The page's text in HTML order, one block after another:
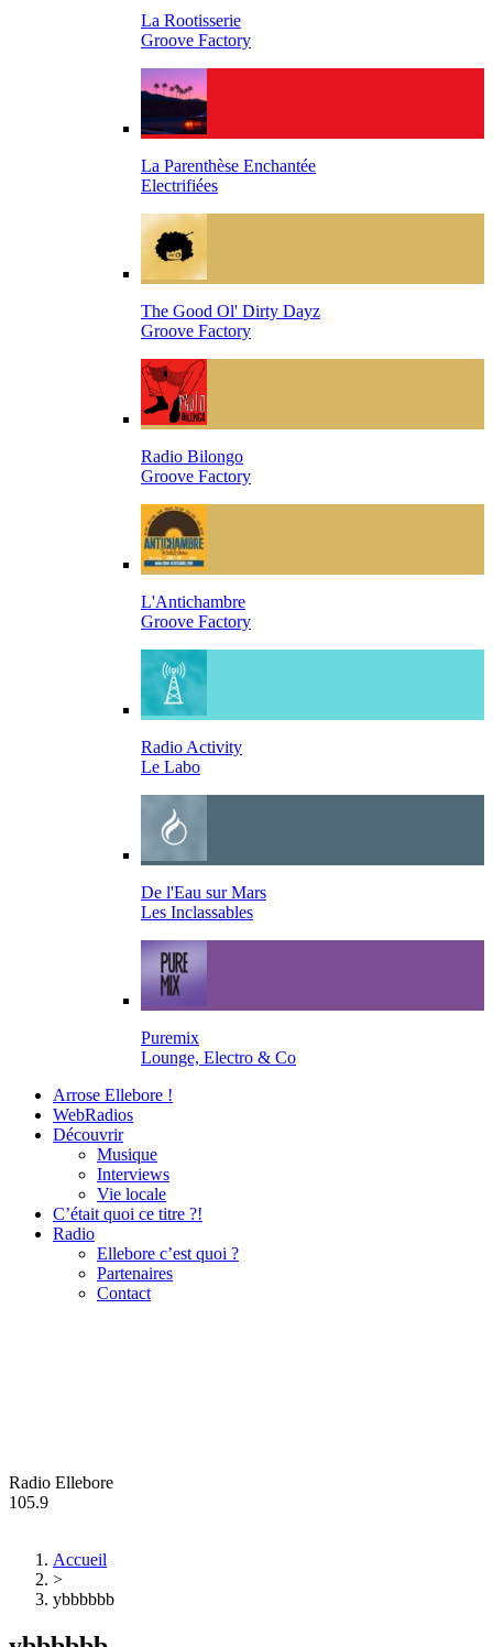
La Rootisserie
Groove Factory
La Parenthèse Enchantée
Electrifiées
The Good Ol' Dirty Dayz
Groove Factory
Radio Bilongo
Groove Factory
L'Antichambre
Groove Factory
Radio Activity
Le Labo
De l'Eau sur Mars
Les Inclassables
Puremix
Lounge, Electro & Co
Arrose Ellebore !
WebRadios
Découvrir
Musique
Interviews
Vie locale
C’était quoi ce titre ?!
Radio
Ellebore c’est quoi ?
Partenaires
Contact
Radio Ellebore
105.9
Accueil
>
ybbbbbb